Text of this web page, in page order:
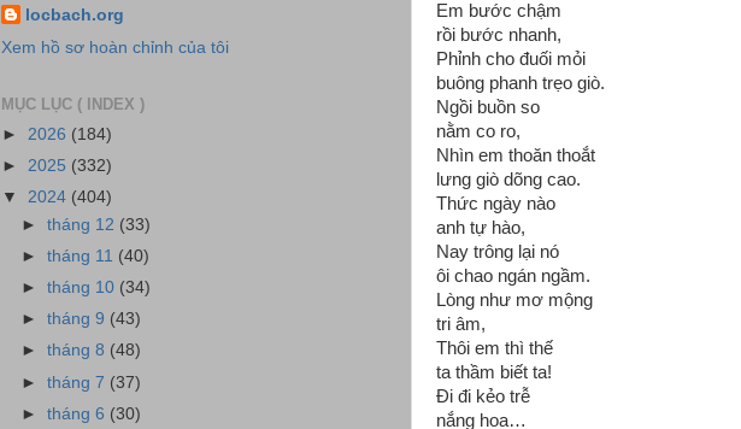
Em bước chậm
rồi bước nhanh,
Phỉnh cho đuối mỏi
buông phanh trẹo giò.
Ngồi buồn so
nằm co ro,
Nhìn em thoăn thoắt
lưng giò dõng cao.
Thức ngày nào
anh tự hào,
Nay trông lại nó
ôi chao ngán ngầm.
Lòng như mơ mộng
tri âm,
Thôi em thì thế
ta thầm biết ta!
Đi đi kẻo trễ
nắng hoa…
locbach.org
Xem hồ sơ hoàn chỉnh của tôi
MỤC LỤC ( INDEX )
► 2026 (184)
► 2025 (332)
▼ 2024 (404)
►tháng 12 (33)
►tháng 11 (40)
►tháng 10 (34)
►tháng 9 (43)
►tháng 8 (48)
►tháng 7 (37)
►tháng 6 (30)